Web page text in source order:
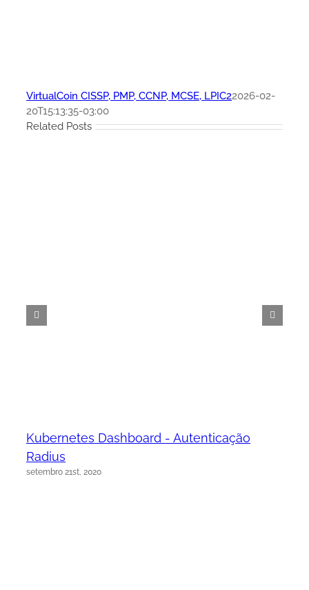
VirtualCoin CISSP, PMP, CCNP, MCSE, LPIC22026-02-
20T15:13:35-03:00
Related Posts
Kubernetes Dashboard - Autenticação
Radius
setembro 21st, 2020